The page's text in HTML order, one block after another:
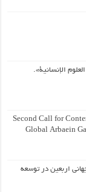
الإنسانية».
Second Call for
Global Arbaein
اربعین در توسعه